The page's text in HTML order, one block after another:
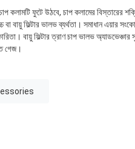
ফুটে উঠবে, চাপ কলামের বিস্তারের
বায়ু ফিল্টার ভালভ ব্যর্থতা। সমাধান এয়ার
বায়ু ফিল্টার ত্রাণ চাপ ভালভ অ্যাডভেঞ্চার
গেজ।